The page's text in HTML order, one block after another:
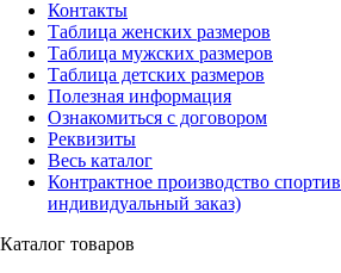
Контакты
Таблица женских размеров
Таблица мужских размеров
Таблица детских размеров
Полезная информация
Ознакомиться с договором
Реквизиты
Весь каталог
Контрактное производство
индивидуальный заказ)
Каталог товаров